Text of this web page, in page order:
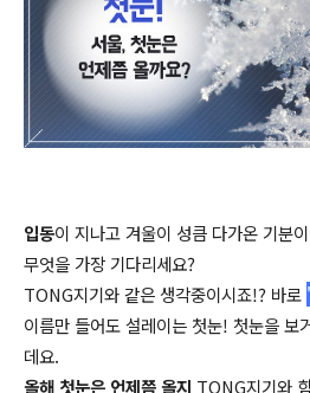
입동이 지나고 겨울이 성큼 다가온 기분
무엇을 가장 기다리세요?
TONG지기와 같은 생각중이시죠!? 바로
이름만 들어도 설레이는 첫눈! 첫눈을 보
데요.
올해 첫눈은 언제쯤 올지 TONG지기와